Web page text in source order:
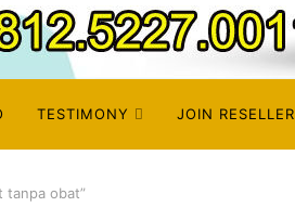
TESTIMONY JOIN RESELLER
tanpa obat”